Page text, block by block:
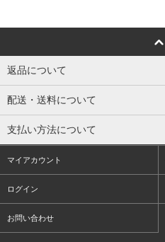
返品について
配送・送料について
支払い方法について
マイアカウント
ログイン
お問い合わせ